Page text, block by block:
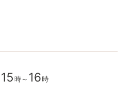
15時～ 16時